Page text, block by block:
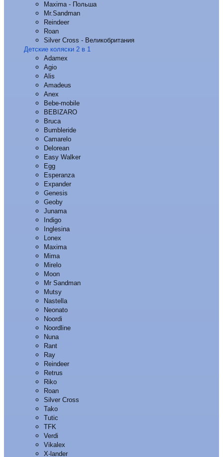
Maxima - Польша
Mr.Sandman
Reindeer
Roan
Silver Cross - Великобритания
Детские коляски 2 в 1
Adamex
Agio
Alis
Amadeus
Anex
Bebe-mobile
BEBIZARO
Bruca
Bumbleride
Camarelo
Delorean
Easy Walker
Egg
Esperanza
Expander
Genesis
Geoby
Junama
Indigo
Inglesina
Lonex
Maxima
Mima
Mirelo
Moon
Mr Sandman
Mutsy
Nastella
Neonato
Noordi
Noordline
Nuna
Rant
Ray
Reindeer
Retrus
Riko
Roan
Silver Cross
Tako
Tutic
TFK
Verdi
Vikalex
X-lander